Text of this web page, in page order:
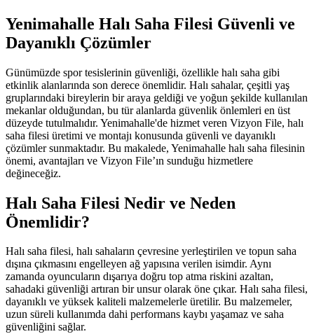
Yenimahalle Halı Saha Filesi Güvenli ve
Dayanıklı Çözümler
Günümüzde spor tesislerinin güvenliği, özellikle halı saha gibi
etkinlik alanlarında son derece önemlidir. Halı sahalar, çeşitli yaş
gruplarındaki bireylerin bir araya geldiği ve yoğun şekilde kullanılan
mekanlar olduğundan, bu tür alanlarda güvenlik önlemleri en üst
düzeyde tutulmalıdır. Yenimahalle'de hizmet veren Vizyon File, halı
saha filesi üretimi ve montajı konusunda güvenli ve dayanıklı
çözümler sunmaktadır. Bu makalede, Yenimahalle halı saha filesinin
önemi, avantajları ve Vizyon File’ın sunduğu hizmetlere
değineceğiz.
Halı Saha Filesi Nedir ve Neden
Önemlidir?
Halı saha filesi, halı sahaların çevresine yerleştirilen ve topun saha
dışına çıkmasını engelleyen ağ yapısına verilen isimdir. Aynı
zamanda oyuncuların dışarıya doğru top atma riskini azaltan,
sahadaki güvenliği artıran bir unsur olarak öne çıkar. Halı saha filesi,
dayanıklı ve yüksek kaliteli malzemelerle üretilir. Bu malzemeler,
uzun süreli kullanımda dahi performans kaybı yaşamaz ve saha
güvenliğini sağlar.